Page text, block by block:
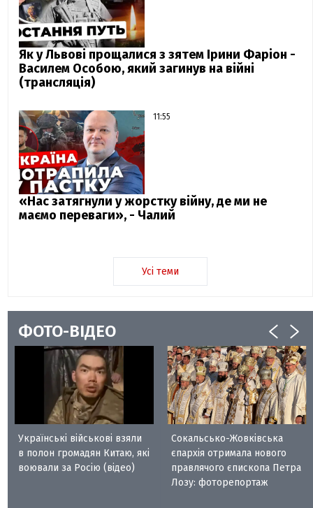
Як у Львові прощалися з зятем Ірини Фаріон -
Василем Особою, який загинув на війні
(трансляція)
11:55
«Нас затягнули у жорстку війну, де ми не
маємо переваги», - Чалий
Усі теми
ФОТО-ВІДЕО
Українські військові взяли
в полон громадян Китаю, які
воювали за Росію (відео)
Сокальсько-Жовківська
єпархія отримала нового
правлячого єпископа Петра
Лозу: фоторепортаж